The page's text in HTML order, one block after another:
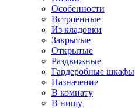
Особенности
Встроенные
Из кладовки
Закрытые
Открытые
Раздвижные
Гардеробные шкафы
Назначение
В комнату
В нишу